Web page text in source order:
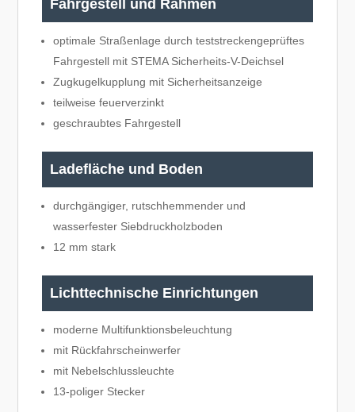
Fahrgestell und Rahmen
optimale Straßenlage durch teststreckengeprüftes
Fahrgestell mit STEMA Sicherheits-V-Deichsel
Zugkugelkupplung mit Sicherheitsanzeige
teilweise feuerverzinkt
geschraubtes Fahrgestell
Ladefläche und Boden
durchgängiger, rutschhemmender und
wasserfester Siebdruckholzboden
12 mm stark
Lichttechnische Einrichtungen
moderne Multifunktionsbeleuchtung
mit Rückfahrscheinwerfer
mit Nebelschlussleuchte
13-poliger Stecker